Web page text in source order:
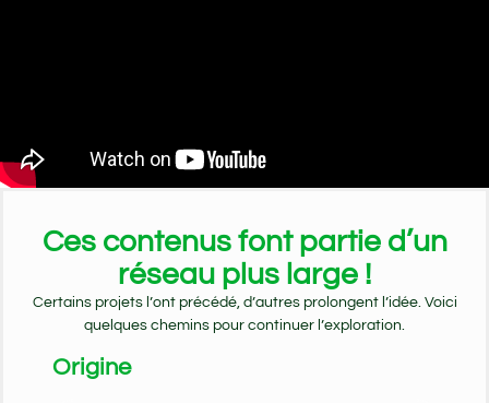
Ces contenus font partie d’un
réseau plus large !
Certains projets l’ont précédé, d’autres prolongent l’idée. Voici
quelques chemins pour continuer l’exploration.
Origine